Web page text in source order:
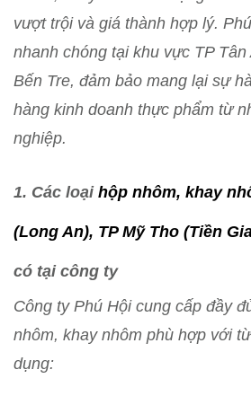
vượt trội và giá thành hợp lý.
nhanh chóng tại khu vực TP
Bến Tre, đảm bảo mang lại sự
hàng kinh doanh thực phẩm từ
nghiệp.
1. Các loại hộp nhôm, khay
(Long An), TP Mỹ Tho (Tiền
có tại công ty
Công ty Phú Hội cung cấp đầy
nhôm, khay nhôm phù hợp với
dụng: